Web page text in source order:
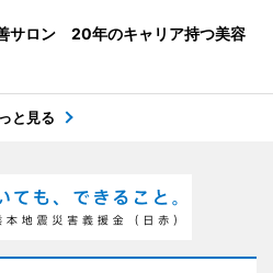
サロン 20年のキャリア持つ美容
と見る